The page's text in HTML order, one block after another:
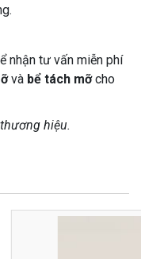
nhận tư vấn miễn phí
và bể tách mỡcho
hiệu.